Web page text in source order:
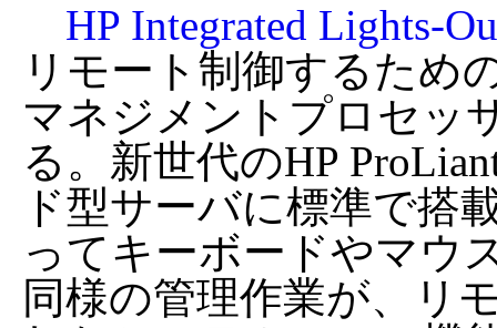
HP Integrated Lights-
リモート制御するため
マネジメントプロセッ
る。新世代のHP
ド型サーバに標準で搭
ってキーボードやマウ
同様の管理作業が、リ